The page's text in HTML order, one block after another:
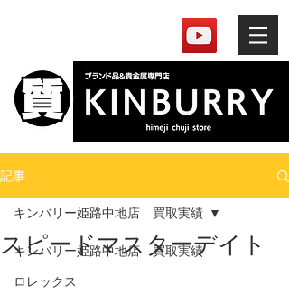
記事
キンバリー姫路中地店 買取実績
ロレックス
キンバリー姫路中地店 買取実績
スピードマスターデイト